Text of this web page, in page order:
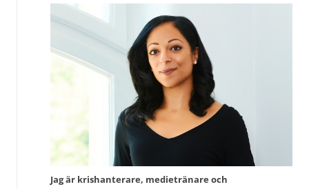
Jag är krishanterare, medietränare och